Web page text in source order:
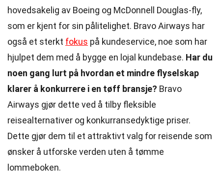
hovedsakelig av Boeing og McDonnell Douglas-fly,
som er kjent for sin pålitelighet. Bravo Airways har
også et sterkt fokus på kundeservice, noe som har
hjulpet dem med å bygge en lojal kundebase. Har du
noen gang lurt på hvordan et mindre flyselskap
klarer å konkurrere i en tøff bransje? Bravo
Airways gjør dette ved å tilby fleksible
reisealternativer og konkurransedyktige priser.
Dette gjør dem til et attraktivt valg for reisende som
ønsker å utforske verden uten å tømme
lommeboken.